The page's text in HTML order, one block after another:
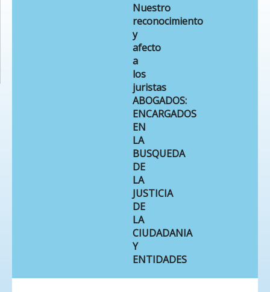
Nuestro
reconocimiento
y
afecto
a
los
juristas
ABOGADOS:
ENCARGADOS
EN
LA
BUSQUEDA
DE
LA
JUSTICIA
DE
LA
CIUDADANIA
Y
ENTIDADES